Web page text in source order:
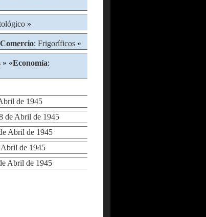
»
Comercio: Frigoríficos »
» «Economía:
de 1945
de Abril de 1945
Abril de 1945
de 1945
Abril de 1945